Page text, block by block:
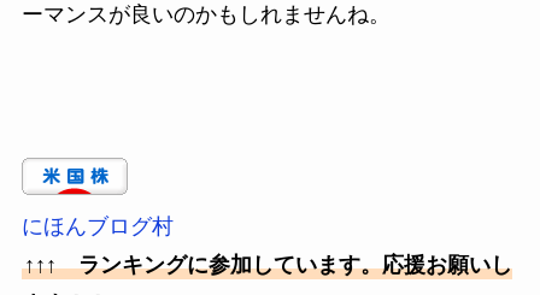
ーマンスが良いのかもしれませんね。
にほんブログ村
↑↑↑ ランキングに参加しています。応援お願いし